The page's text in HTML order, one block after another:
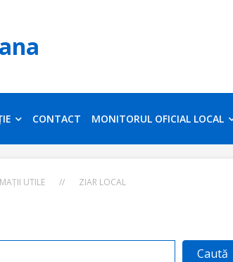
CONTACT MONITORUL OFICIAL LOCAL
UTILE // ZIAR LOCAL
Caută